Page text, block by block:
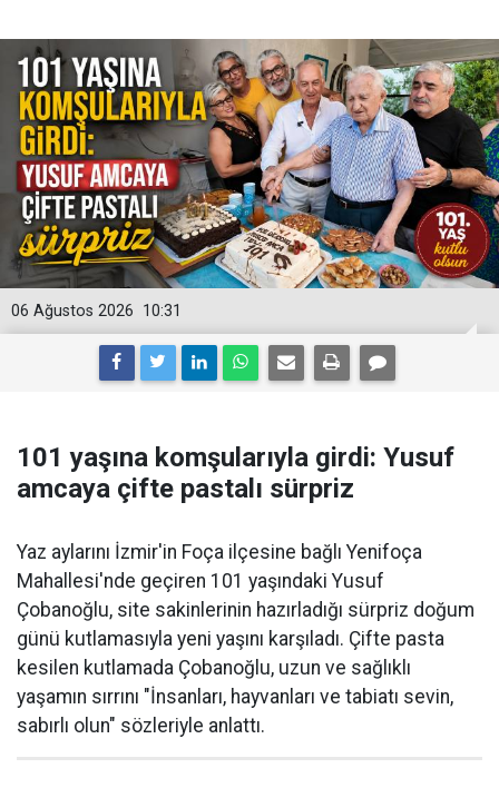
10:31
06 Ağustos 2026
101 yaşına komşularıyla girdi: Yusuf
amcaya çifte pastalı sürpriz
Yaz aylarını İzmir'in Foça ilçesine bağlı Yenifoça
Mahallesi'nde geçiren 101 yaşındaki Yusuf
Çobanoğlu, site sakinlerinin hazırladığı sürpriz doğum
günü kutlamasıyla yeni yaşını karşıladı. Çifte pasta
kesilen kutlamada Çobanoğlu, uzun ve sağlıklı
yaşamın sırrını "İnsanları, hayvanları ve tabiatı sevin,
sabırlı olun" sözleriyle anlattı.